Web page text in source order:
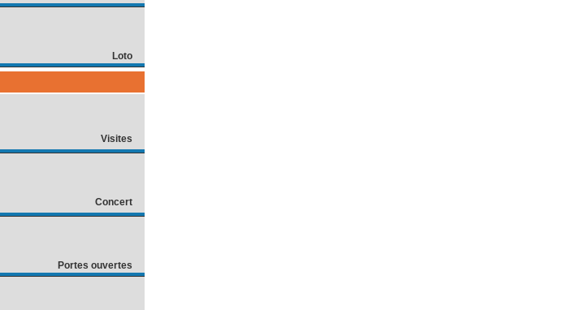
Loto
Visites
Concert
Portes ouvertes